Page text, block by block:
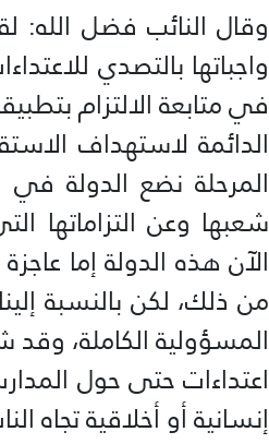
وقال النائب فضل الله:
واجباتها بالتصدي
في متابعة الالتزام
الدائمة لاستهداف
المرحلة نضع الدولة
شعبها وعن التزاماتها
الآن هذه الدولة إما
من ذلك، لكن بالنسبة
المسؤولية الكاملة،
اعتداءات حتى حول
إنسانية أو أخلاقية